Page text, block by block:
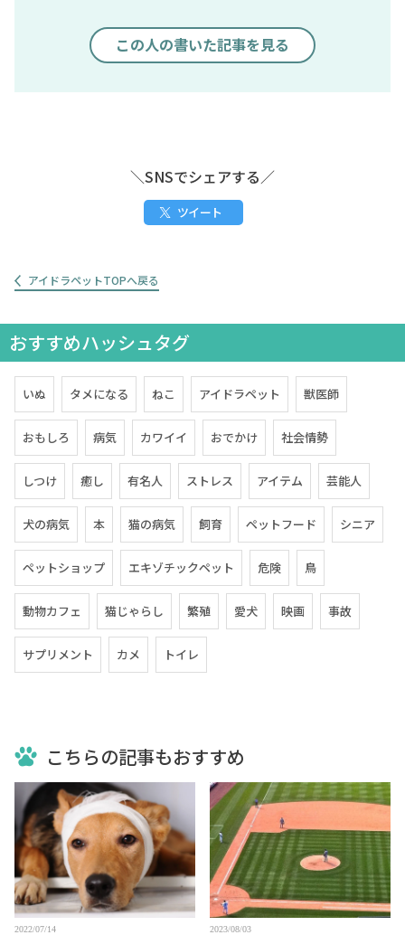
この人の書いた記事を見る
＼SNSでシェアする／
ツイート
アイドラペットTOPへ戻る
おすすめハッシュタグ
いぬ タメになる ねこ アイドラペット 獣医師
おもしろ 病気 カワイイ おでかけ 社会情勢
しつけ 癒し 有名人 ストレス アイテム 芸能人
犬の病気 本 猫の病気 飼育 ペットフード シニア
ペットショップ エキゾチックペット 危険 鳥
動物カフェ 猫じゃらし 繁殖 愛犬 映画 事故
サプリメント カメ トイレ
こちらの記事もおすすめ
2022/07/14 2023/08/03